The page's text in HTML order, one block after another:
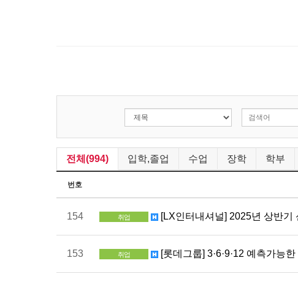
전체(994) 입학,졸업 수업 장학 학부
번호
154 취업 [LX인터내셔널] 2025년 상반
153 취업 [롯데그룹] 3·6·9·12 예측가능